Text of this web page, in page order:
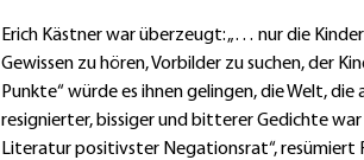
Erich Kästner war überzeugt: „… nur die
Gewissen zu hören, Vorbilder zu suchen, der
Punkte“ würde es ihnen gelingen, die Welt,
resignierter, bissiger und bitterer Gedichte
Literatur positivster Negationsrat“, resümiert